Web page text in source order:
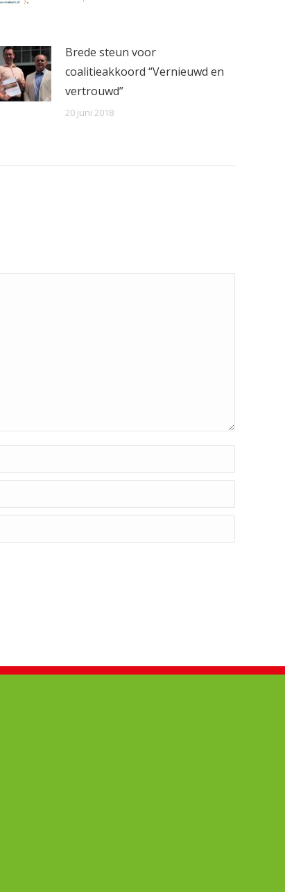
Brede steun voor
coalitieakkoord “Vernieuwd en
vertrouwd”
20 juni 2018